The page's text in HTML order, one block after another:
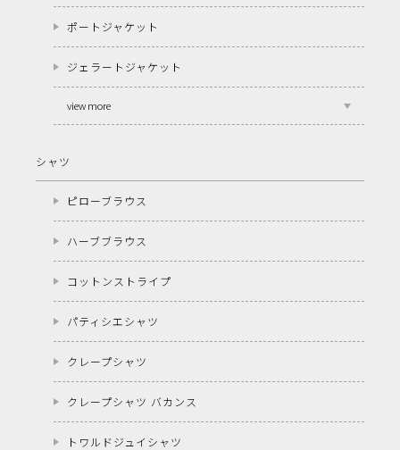
ポートジャケット
ジェラートジャケット
view more
シャツ
ピローブラウス
ハーブブラウス
コットンストライプ
パティシエシャツ
クレープシャツ
クレープシャツ バカンス
トワルドジュイシャツ